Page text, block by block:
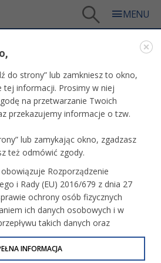
2015
głosowania na Budżet
z rekordem
w kolejnej edycji
do strony” lub zamkniesz to okno,
tej informacji. Prosimy w niej
na przetwarzanie Twoich
przekazujemy informacje o tzw.
lub zamykając okno, zgadzasz
też odmówić zgody.
Rozporządzenie
i Rady (EU) 2016/679 z dnia 27
ochrony osób fizycznych
ich danych osobowych i w
takich danych oraz
WE (określane jako RODO, GDPR
o Ochronie Danych
INFORMACJA